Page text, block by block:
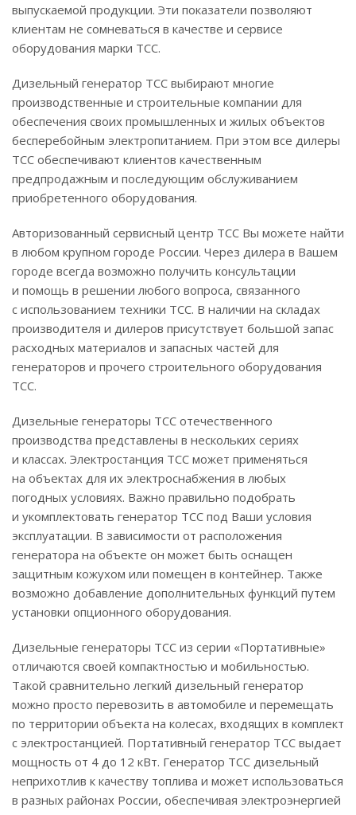
выпускаемой продукции. Эти показатели позволяют
клиентам не сомневаться в качестве и сервисе
оборудования марки ТСС.
Дизельный генератор ТСС выбирают многие
производственные и строительные компании для
обеспечения своих промышленных и жилых объектов
бесперебойным электропитанием. При этом все дилеры
ТСС обеспечивают клиентов качественным
предпродажным и последующим обслуживанием
приобретенного оборудования.
Авторизованный сервисный центр ТСС Вы можете найти
в любом крупном городе России. Через дилера в Вашем
городе всегда возможно получить консультации
и помощь в решении любого вопроса, связанного
с использованием техники ТСС. В наличии на складах
производителя и дилеров присутствует большой запас
расходных материалов и запасных частей для
генераторов и прочего строительного оборудования
ТСС.
Дизельные генераторы ТСС отечественного
производства представлены в нескольких сериях
и классах. Электростанция ТСС может применяться
на объектах для их электроснабжения в любых
погодных условиях. Важно правильно подобрать
и укомплектовать генератор ТСС под Ваши условия
эксплуатации. В зависимости от расположения
генератора на объекте он может быть оснащен
защитным кожухом или помещен в контейнер. Также
возможно добавление дополнительных функций путем
установки опционного оборудования.
Дизельные генераторы ТСС из серии «Портативные»
отличаются своей компактностью и мобильностью.
Такой сравнительно легкий дизельный генератор
можно просто перевозить в автомобиле и перемещать
по территории объекта на колесах, входящих в комплект
с электростанцией. Портативный генератор ТСС выдает
мощность от 4 до 12 кВт. Генератор ТСС дизельный
неприхотлив к качеству топлива и может использоваться
в разных районах России, обеспечивая электроэнергией